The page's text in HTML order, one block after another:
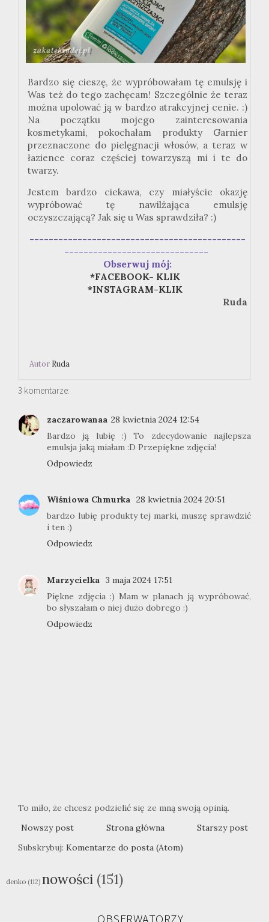
Bardzo się cieszę, że wypróbowałam tę emulsję i
Was też do tego zachęcam! Szczególnie że teraz
można upolować ją w bardzo atrakcyjnej cenie. :)
Na początku mojego zainteresowania
kosmetykami, pokochałam produkty Garnier
przeznaczone do pielęgnacji włosów, a teraz w
łazience coraz częściej towarzyszą mi i te do
twarzy.
Jestem bardzo ciekawa, czy miałyście okazję
wypróbować tę nawilżająca emulsję
oczyszczającą? Jak się u Was sprawdziła? :)
---------------------------------------------
------------------------------
Obserwuj mój:
*FACEBOOK- KLIK
*INSTAGRAM-KLIK
Ruda
Autor Ruda
3 komentarze:
zaczarowanaa 28 kwietnia 2024 12:54
Bardzo ją lubię :) To zdecydowanie najlepsza
emulsja jaką miałam :D Przepiękne zdjęcia!
Odpowiedz
Wiśniowa Chmurka 28 kwietnia 2024 20:51
bardzo lubię produkty tej marki, muszę sprawdzić
i ten :)
Odpowiedz
Marzycielka 3 maja 2024 17:51
Piękne zdjęcia :) Mam w planach ją wypróbować,
bo słyszałam o niej dużo dobrego :)
Odpowiedz
To miło, że chcesz podzielić się ze mną swoją opinią.
Nowszy post
Starszy post
Strona główna
Subskrybuj: Komentarze do posta (Atom)
denko (112) nowości (151)
OBSERWATORZY